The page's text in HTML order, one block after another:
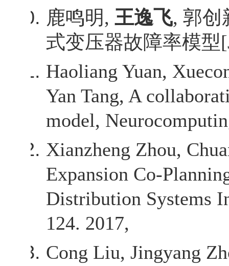
鹿鸣明, 王逸飞, 郭创
式变压器故障率模型
Haoliang Yuan,
Yan Tang, A
model,
Xianzheng Zhou,
Expansion Co-
Distribution Systems
124. 2017,
Cong Liu, Jingyang